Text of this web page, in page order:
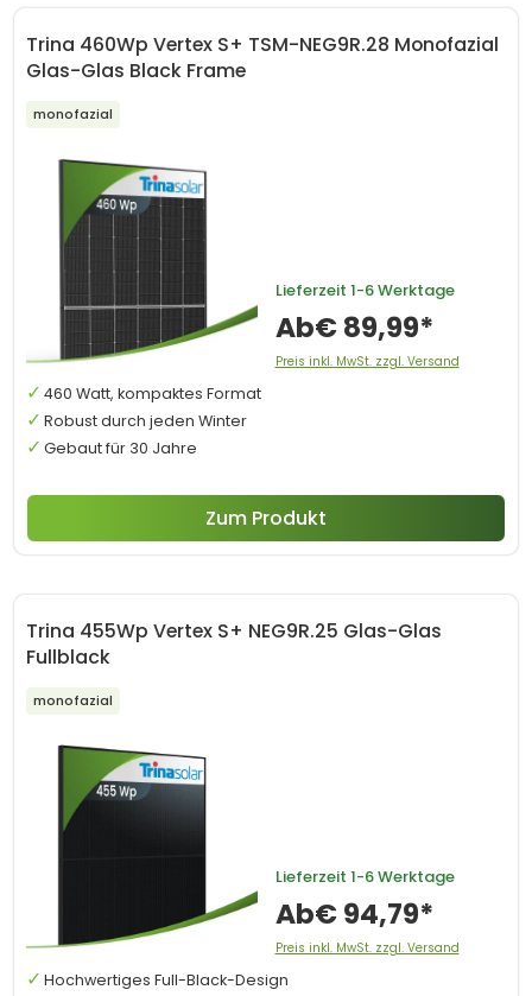
Trina 460Wp Vertex S+ TSM-NEG9R.28 Monofazial
Glas-Glas Black Frame
monofazial
Lieferzeit 1-6 Werktage
Ab€ 89,99*
Preis inkl. MwSt. zzgl. Versand
460 Watt, kompaktes Format
Robust durch jeden Winter
Gebaut für 30 Jahre
Zum Produkt
Trina 455Wp Vertex S+ NEG9R.25 Glas-Glas
Fullblack
monofazial
Lieferzeit 1-6 Werktage
Ab€ 94,79*
Preis inkl. MwSt. zzgl. Versand
Hochwertiges Full-Black-Design